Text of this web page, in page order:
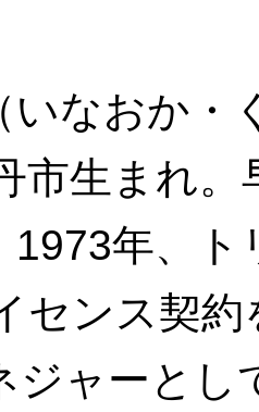
いなおか・
市生まれ
1973年、
センス契
ジャーとし